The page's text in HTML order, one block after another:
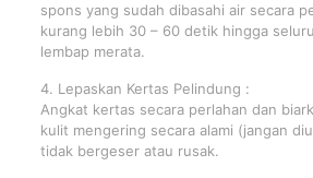
spons yang sudah dibasahi air secara
kurang lebih 30 – 60 detik hingga
lembap merata.
4. Lepaskan Kertas Pelindung :
Angkat kertas secara perlahan dan
kulit mengering secara alami (jangan
tidak bergeser atau rusak.